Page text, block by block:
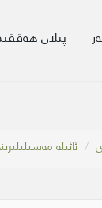
پىلان
ئائىلە